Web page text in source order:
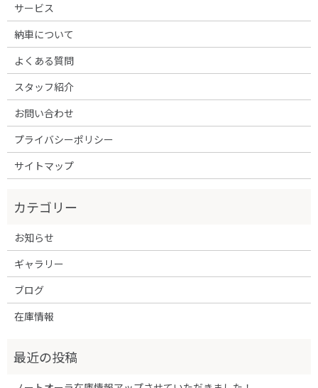
サービス
納車について
よくある質問
スタッフ紹介
お問い合わせ
プライバシーポリシー
サイトマップ
お知らせ
ギャラリー
ブログ
在庫情報